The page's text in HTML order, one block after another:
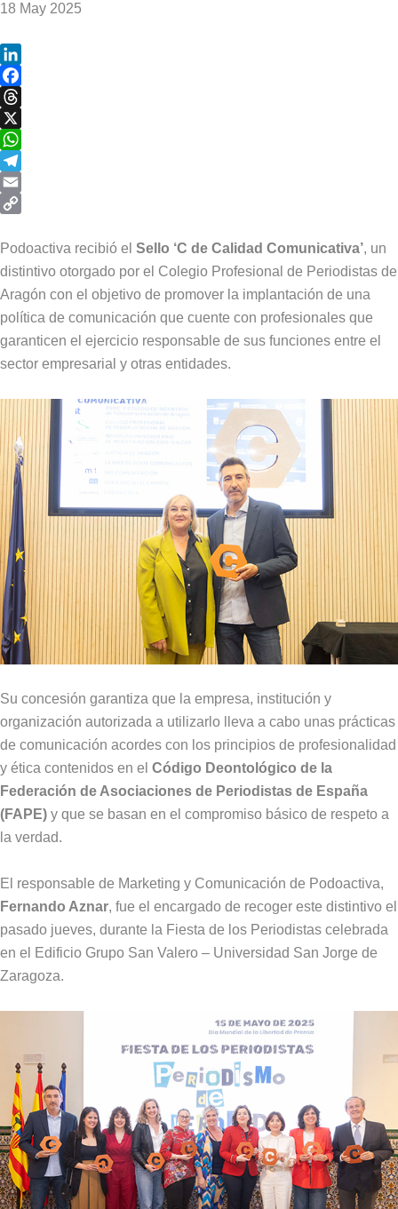
18 May 2025
LinkedIn
Facebook
Threads
X
WhatsApp
Telegram
Email
Link
Podoactiva recibió el Sello ‘C de Calidad Comunicativa’, un
distintivo otorgado por el Colegio Profesional de Periodistas de
Aragón con el objetivo de promover la implantación de una
política de comunicación que cuente con profesionales que
garanticen el ejercicio responsable de sus funciones entre el
sector empresarial y otras entidades.
Su concesión garantiza que la empresa, institución y
organización autorizada a utilizarlo lleva a cabo unas prácticas
de comunicación acordes con los principios de profesionalidad
y ética contenidos en el Código Deontológico de la
Federación de Asociaciones de Periodistas de España
(FAPE) y que se basan en el compromiso básico de respeto a
la verdad.
El responsable de Marketing y Comunicación de Podoactiva,
Fernando Aznar, fue el encargado de recoger este distintivo el
pasado jueves, durante la Fiesta de los Periodistas celebrada
en el Edificio Grupo San Valero – Universidad San Jorge de
Zaragoza.